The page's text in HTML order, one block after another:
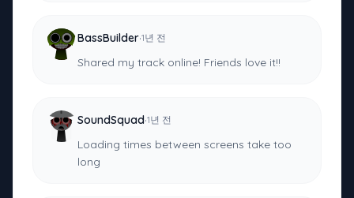
BassBuilder·1년 전
Shared my track online! Friends love it!!
SoundSquad·1년 전
Loading times between screens take too
long